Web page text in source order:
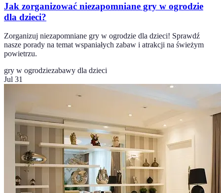
Jak zorganizować niezapomniane gry w ogrodzie
dla dzieci?
Zorganizuj niezapomniane gry w ogrodzie dla dzieci! Sprawdź
nasze porady na temat wspaniałych zabaw i atrakcji na świeżym
powietrzu.
gry w ogrodziezabawy dla dzieci
Jul 31